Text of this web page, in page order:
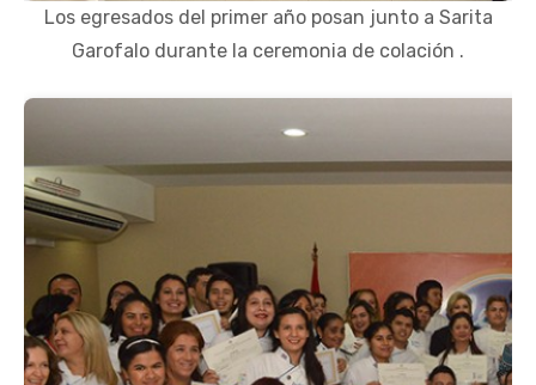
Los egresados del primer año posan junto a Sarita
Garofalo durante la ceremonia de colación .